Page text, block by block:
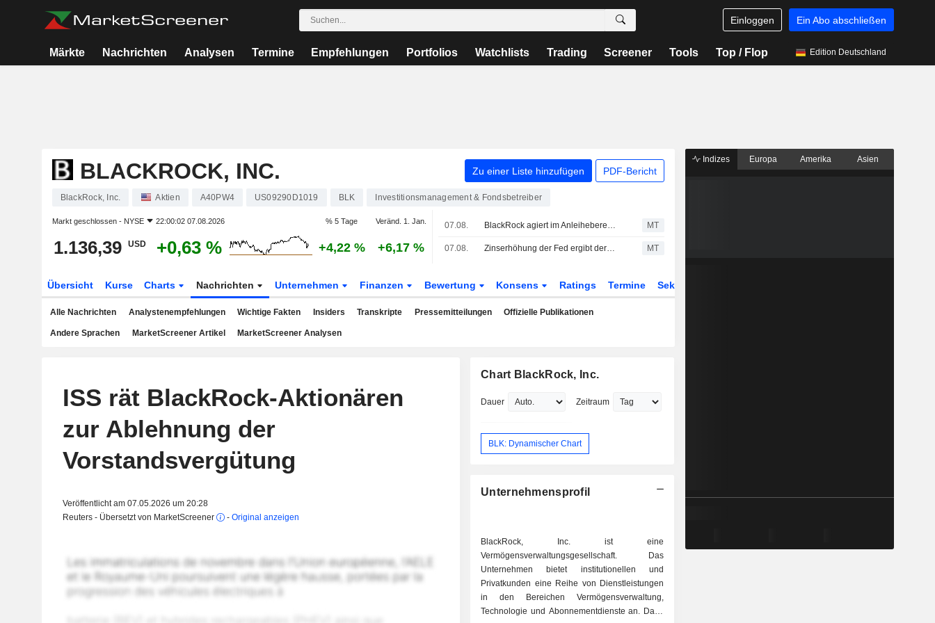
Einloggen Ein Abo abschließen
Märkte Nachrichten Analysen Termine Empfehlungen Portfolios Watchlists Trading Screener Tools Top / Flop Edition Deutschland
BLACKROCK, INC. Zu einer Liste hinzufügen PDF-Bericht
BlackRock, Inc. Aktien A40PW4 US09290D1019 BLK Investitionsmanagement & Fondsbetreiber
Markt geschlossen - NYSE 22:00:02 07.08.2026 % 5 Tage Veränd. 1. Jan.
1.136,39 USD +0,63 % +4,22 % +6,17 %
07.08. BlackRock agiert im Anleihebereich so langweilig wie möglich, sagt Rieder MT
07.08. Zinserhöhung der Fed ergibt derzeit keinen Sinn, sagt BlackRocks Rieder MT
Übersicht Kurse Charts Nachrichten Unternehmen Finanzen Bewertung Konsens Ratings Termine Sektor
Alle Nachrichten Analystenempfehlungen Wichtige Fakten Insiders Transkripte Pressemitteilungen Offizielle Publikationen
Andere Sprachen MarketScreener Artikel MarketScreener Analysen
ISS rät BlackRock-Aktionären
zur Ablehnung der
Vorstandsvergütung
Veröffentlicht am 07.05.2026 um 20:28
Reuters - Übersetzt von MarketScreener
- Original anzeigen
Chart BlackRock, Inc.
Dauer Zeitraum
BLK: Dynamischer Chart
Unternehmensprofil
BlackRock, Inc. ist eine
Vermögensverwaltungsgesellschaft. Das
Unternehmen bietet institutionellen und
Privatkunden eine Reihe von Dienstleistungen
in den Bereichen Vermögensverwaltung,
Technologie und Abonnementdienste an. Dank
Indizes Europa Amerika Asien